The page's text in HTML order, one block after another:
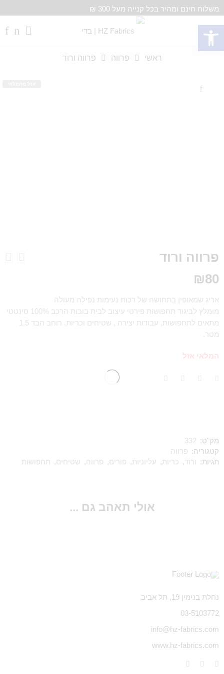
פתח סרגל נגישות
משלוח חינם ומהיר בכל קנייה מעל 300 ₪
ראשי פרווה פרווה ורוד
פרווה ורוד
₪80
אריג שמאופין בתחושה של רכות נעימות נפילה מעולה
מומלץ לביגוד תחפושות פירטי עיצוב לבית בובות הרכב 100% סינטטי
מתאים לתחפושות, עבודות יצירה , שטיחים וכריות. רוחב הבד 1.5
מטר.
המלאי אזל
מק"ט: 332
קטגוריה: פרווה
תגיות:
ורוד, כריות, עליוניות, פורים, פרווה, שטיחים, תחפושות
אולי תאהב גם ...
נחלת בנימין 19, תל אביב
03-5103772
info@hz-fabrics.com
www.hz-fabrics.com